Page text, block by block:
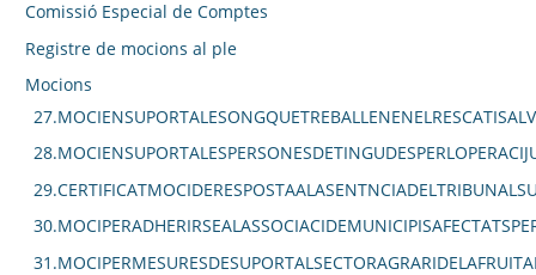
Comissió Especial de Comptes
Registre de mocions al ple
Mocions